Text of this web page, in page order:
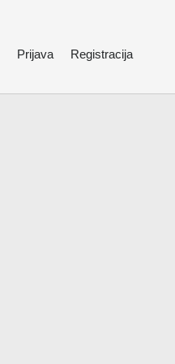
Prijava Registracija